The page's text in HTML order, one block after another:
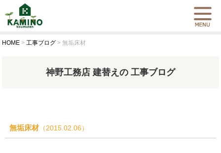
HOME >工事ブログ >無垢床材
神野工務店 建替えの 工事ブログ
無垢床材（2015.02.06）